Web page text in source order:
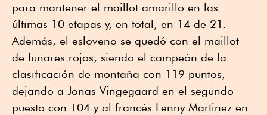
para mantener el maillot amarillo en las
últimas 10 etapas y, en total, en 14 de 21.
Además, el esloveno se quedó con el maillot
de lunares rojos, siendo el campeón de la
clasificación de montaña con 119 puntos,
dejando a Jonas Vingegaard en el segundo
puesto con 104 y al francés Lenny Martinez en